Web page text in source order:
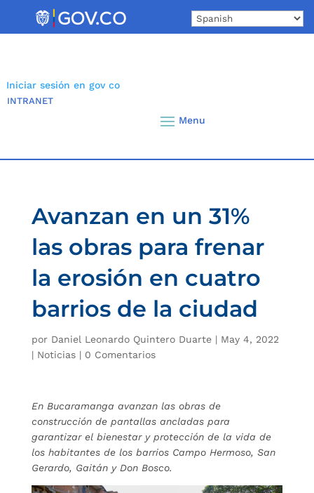
Iniciar sesión en gov co
INTRANET
Avanzan en un 31%
las obras para frenar
la erosión en cuatro
barrios de la ciudad
por Daniel Leonardo Quintero Duarte| May 4, 2022
| Noticias| 0 Comentarios
En Bucaramanga avanzan las obras de
construcción de pantallas ancladas para
garantizar el bienestar y protección de la vida de
los habitantes de los barrios Campo Hermoso, San
Gerardo, Gaitán y Don Bosco.